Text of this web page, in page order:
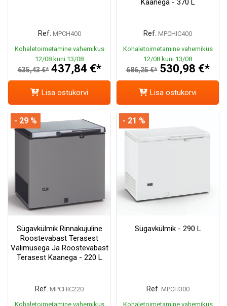
Ref. MPCH400
Kohaletoimetamine vahemikus
12/08 kuni 13/08
635,43 €* 437,84 €*
Lisa ostukorvi
Kaanega - 370 L
Ref. MPCHIC400
Kohaletoimetamine vahemikus
12/08 kuni 13/08
686,25 €* 530,98 €*
Lisa ostukorvi
Sügavkülmik Rinnakujuline
Roostevabast Terasest
Välimusega Ja Roostevabast
Terasest Kaanega - 220 L
Ref. MPCHIC220
Kohaletoimetamine vahemikus
- 29 %
Sügavkülmik - 290 L
Ref. MPCH300
Kohaletoimetamine vahemikus
- 21 %